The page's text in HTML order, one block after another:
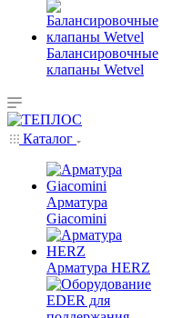
Балансировочные
клапаны Wetvel
Каталог
Арматура
Giacomini
Арматура HERZ